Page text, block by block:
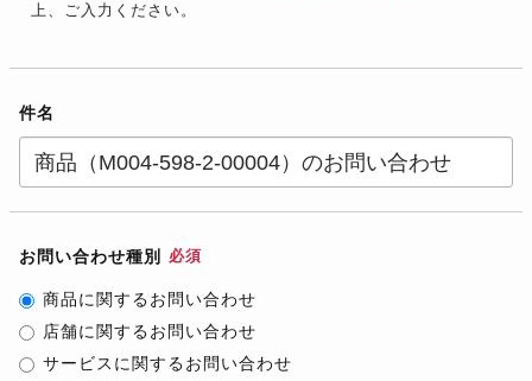
上、ご入力ください。
件名
お問い合わせ種別 必須
商品に関するお問い合わせ
店舗に関するお問い合わせ
サービスに関するお問い合わせ